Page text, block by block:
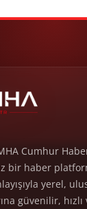
Cumhur
bir haber
yerel,
güvenilir,